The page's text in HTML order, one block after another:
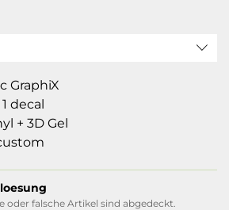
GraphiX
1 decal
+ 3D Gel
oder falsche Artikel sind abgedeckt.